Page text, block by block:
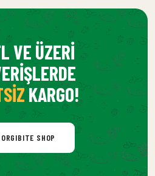
VE ÜZERI
KARGO!
ORGIBITE SHOP